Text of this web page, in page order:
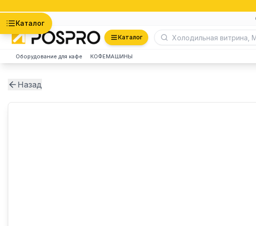
Каталог
Каталог
Оборудование для кафе КОФЕМАШИНЫ
Назад